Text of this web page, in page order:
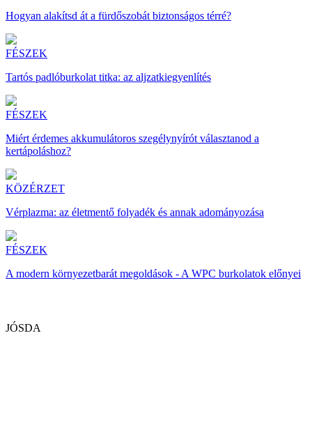
Hogyan alakítsd át a fürdőszobát biztonságos térré?
FÉSZEK
Tartós padlóburkolat titka: az aljzatkiegyenlítés
FÉSZEK
Miért érdemes akkumulátoros szegélynyírót választanod a
kertápoláshoz?
KÖZÉRZET
Vérplazma: az életmentő folyadék és annak adományozása
FÉSZEK
A modern környezetbarát megoldások - A WPC burkolatok előnyei
JÓSDA